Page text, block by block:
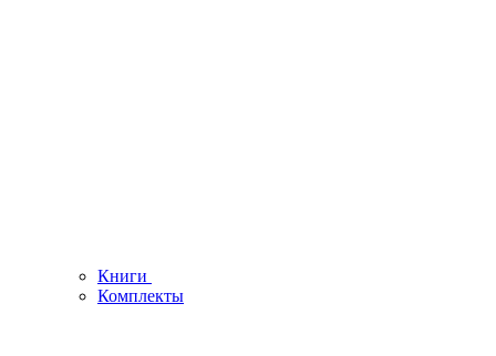
Книги
Комплекты